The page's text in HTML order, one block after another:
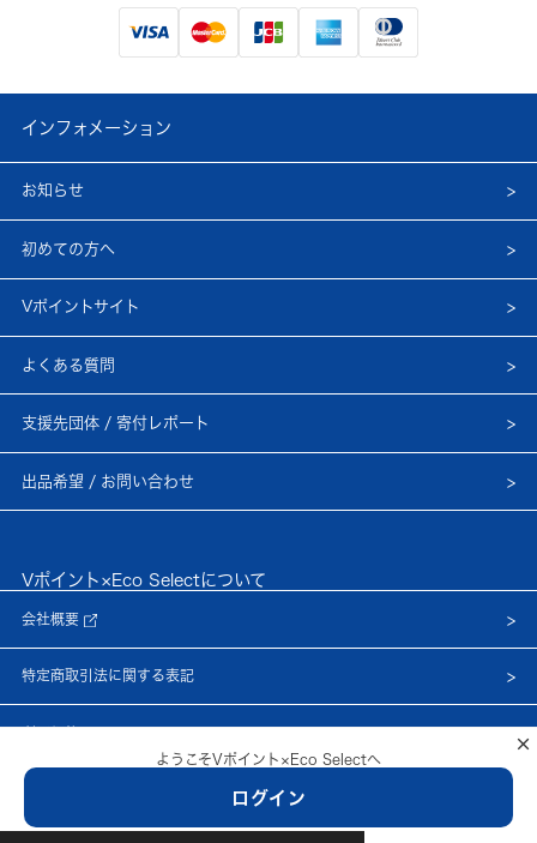
×
ようこそVポイント×Eco Selectへ
ログイン
インフォメーション
お知らせ
初めての方へ
Vポイントサイト
よくある質問
支援先団体 / 寄付レポート
出品希望 / お問い合わせ
© Netprice, Inc.
Vポイント×Eco Selectについて
会社概要
特定商取引法に関する表記